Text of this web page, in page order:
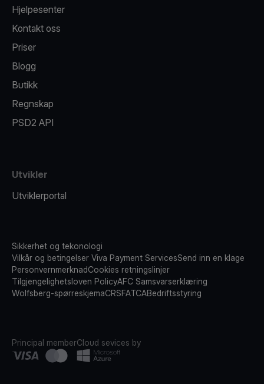
Hjelpesenter
Kontakt oss
Priser
Blogg
Butikk
Regnskap
PSD2 API
Utvikler
Utviklerportal
Sikkerhet og tekonologi
Vilkår og betingelser Viva Payment ServicesSend inn en klage
PersonvernmerknadCookies retningslinjer
Tilgjengelighetsloven PolicyAFC Samsvarserklæring
Wolfsberg-spørreskjemaCRSFATCABedriftsstyring
Principal memberCloud sevices by